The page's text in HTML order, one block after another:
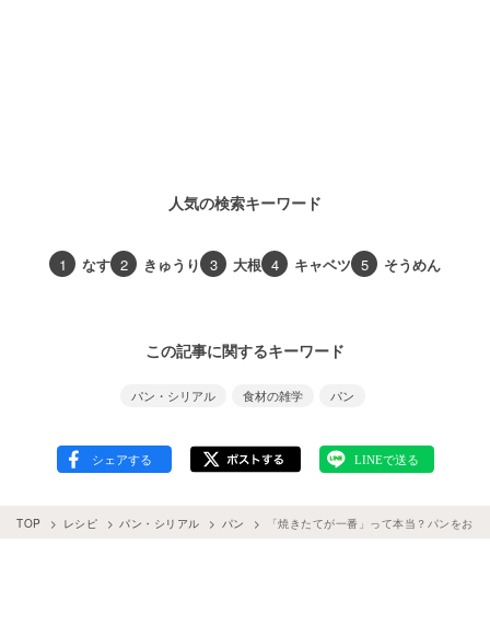
人気の検索キーワード
1 なす 2 きゅうり 3 大根 4 キャベツ 5 そうめん
この記事に関するキーワード
パン・シリアル 食材の雑学 パン
TOP レシピ パン・シリアル パン 「焼きたてが一番」って本当？パンをお